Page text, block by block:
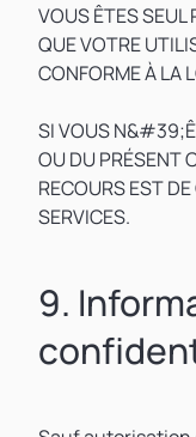
VOUS ÊTES
QUE VOTRE
CONFORME À LA
SI VOUS
OU DU PRÉSENT
RECOURS EST
SERVICES.
9.